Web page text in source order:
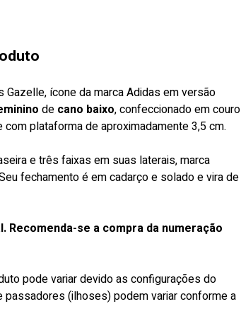
Gazelle, ícone da marca Adidas em versão
de cano baixo, confeccionado em couro
com plataforma de aproximadamente 3,5 cm.
e três faixas em suas laterais, marca
fechamento é em cadarço e solado e vira de
Recomenda-se a compra da numeração
pode variar devido as configurações do
passadores (ilhoses) podem variar conforme a